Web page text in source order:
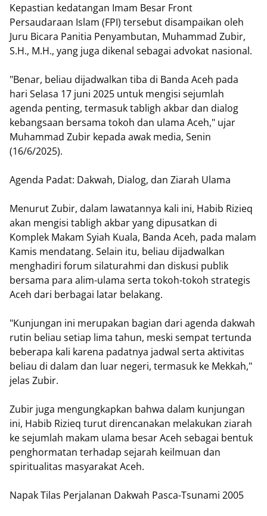
Kepastian kedatangan Imam Besar Front
Persaudaraan Islam (FPI) tersebut disampaikan oleh
Juru Bicara Panitia Penyambutan, Muhammad Zubir,
S.H., M.H., yang juga dikenal sebagai advokat nasional.
"Benar, beliau dijadwalkan tiba di Banda Aceh pada
hari Selasa 17 juni 2025 untuk mengisi sejumlah
agenda penting, termasuk tabligh akbar dan dialog
kebangsaan bersama tokoh dan ulama Aceh," ujar
Muhammad Zubir kepada awak media, Senin
(16/6/2025).
Agenda Padat: Dakwah, Dialog, dan Ziarah Ulama
Menurut Zubir, dalam lawatannya kali ini, Habib Rizieq
akan mengisi tabligh akbar yang dipusatkan di
Komplek Makam Syiah Kuala, Banda Aceh, pada malam
Kamis mendatang. Selain itu, beliau dijadwalkan
menghadiri forum silaturahmi dan diskusi publik
bersama para alim-ulama serta tokoh-tokoh strategis
Aceh dari berbagai latar belakang.
"Kunjungan ini merupakan bagian dari agenda dakwah
rutin beliau setiap lima tahun, meski sempat tertunda
beberapa kali karena padatnya jadwal serta aktivitas
beliau di dalam dan luar negeri, termasuk ke Mekkah,"
jelas Zubir.
Zubir juga mengungkapkan bahwa dalam kunjungan
ini, Habib Rizieq turut direncanakan melakukan ziarah
ke sejumlah makam ulama besar Aceh sebagai bentuk
penghormatan terhadap sejarah keilmuan dan
spiritualitas masyarakat Aceh.
Napak Tilas Perjalanan Dakwah Pasca-Tsunami 2005